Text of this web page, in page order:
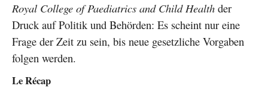
Royal College of Paediatrics and Child Health der
Druck auf Politik und Behörden: Es scheint nur eine
Frage der Zeit zu sein, bis neue gesetzliche Vorgaben
folgen werden.
Le Récap